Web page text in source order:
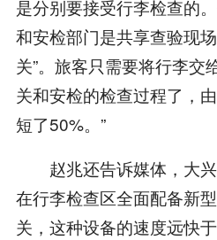
是分别要接受行李检查的
和安检部门是共享查验现场
关”。旅客只需要将行李交
关和安检的检查过程了，
短了50%。”
赵兆还告诉媒体，大兴
在行李检查区全面配备新
关，这种设备的速度远快